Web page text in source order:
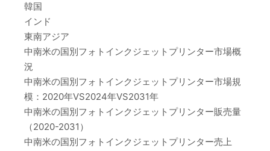
韓国
インド
東南アジア
中南米の国別フォトインクジェットプリンター市場概
況
中南米の国別フォトインクジェットプリンター市場規
模：2020年VS2024年VS2031年
中南米の国別フォトインクジェットプリンター販売量
（2020-2031）
中南米の国別フォトインクジェットプリンター売上